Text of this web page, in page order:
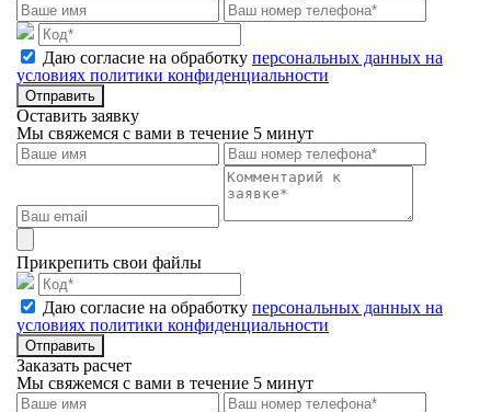
Даю согласие на обработку персональных данных на
условиях политики конфиденциальности
Отправить
Оставить заявку
Мы свяжемся с вами в течение 5 минут
Прикрепить свои файлы
Даю согласие на обработку персональных данных на
условиях политики конфиденциальности
Отправить
Заказать расчет
Мы свяжемся с вами в течение 5 минут